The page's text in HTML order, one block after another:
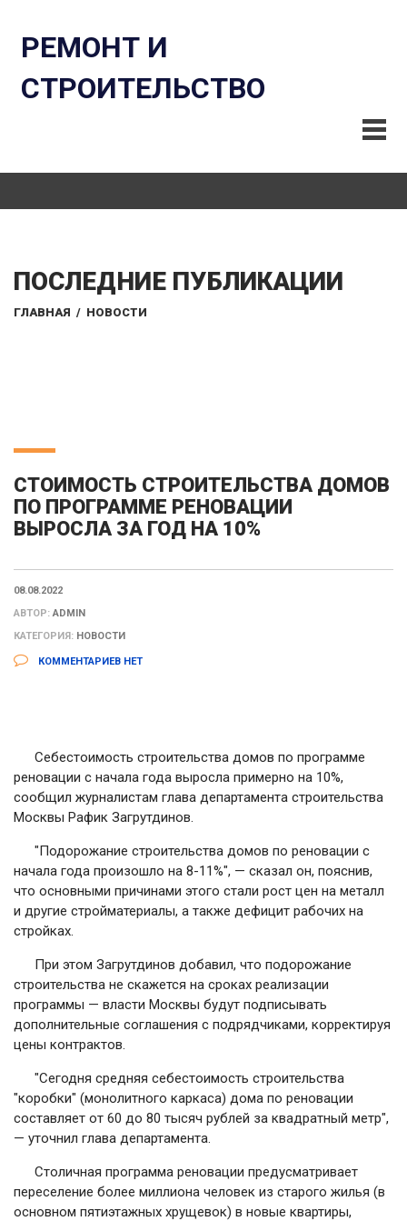
РЕМОНТ И
СТРОИТЕЛЬСТВО
ПОСЛЕДНИЕ ПУБЛИКАЦИИ
ГЛАВНАЯ / НОВОСТИ
СТОИМОСТЬ СТРОИТЕЛЬСТВА ДОМОВ
ПО ПРОГРАММЕ РЕНОВАЦИИ
ВЫРОСЛА ЗА ГОД НА 10%
08.08.2022
АВТОР:ADMIN
КАТЕГОРИЯ: НОВОСТИ
КОММЕНТАРИЕВ НЕТ
Себестоимость строительства домов по программе
реновации с начала года выросла примерно на 10%,
сообщил журналистам глава департамента строительства
Москвы Рафик Загрутдинов.
"Подорожание строительства домов по реновации с
начала года произошло на 8-11%", — сказал он, пояснив,
что основными причинами этого стали рост цен на металл
и другие стройматериалы, а также дефицит рабочих на
стройках.
При этом Загрутдинов добавил, что подорожание
строительства не скажется на сроках реализации
программы — власти Москвы будут подписывать
дополнительные соглашения с подрядчиками, корректируя
цены контрактов.
"Сегодня средняя себестоимость строительства
"коробки" (монолитного каркаса) дома по реновации
составляет от 60 до 80 тысяч рублей за квадратный метр",
— уточнил глава департамента.
Столичная программа реновации предусматривает
переселение более миллиона человек из старого жилья (в
основном пятиэтажных хрущевок) в новые квартиры,